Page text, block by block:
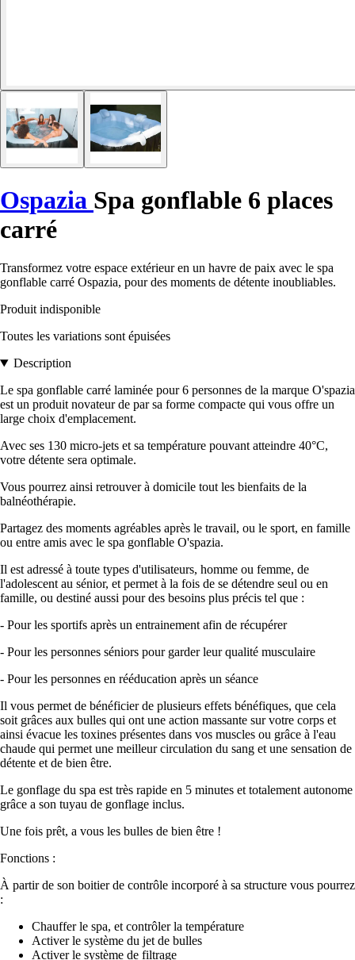
Ospazia Spa gonflable 6 places
carré
Transformez votre espace extérieur en un havre de paix avec le spa
gonflable carré Ospazia, pour des moments de détente inoubliables.
Produit indisponible
Toutes les variations sont épuisées
Description
Le spa gonflable carré laminée pour 6 personnes de la marque O'spazia
est un produit novateur de par sa forme compacte qui vous offre un
large choix d'emplacement.
Avec ses 130 micro-jets et sa température pouvant atteindre 40°C,
votre détente sera optimale.
Vous pourrez ainsi retrouver à domicile tout les bienfaits de la
balnéothérapie.
Partagez des moments agréables après le travail, ou le sport, en famille
ou entre amis avec le spa gonflable O'spazia.
Il est adressé à toute types d'utilisateurs, homme ou femme, de
l'adolescent au sénior, et permet à la fois de se détendre seul ou en
famille, ou destiné aussi pour des besoins plus précis tel que :
- Pour les sportifs après un entrainement afin de récupérer
- Pour les personnes séniors pour garder leur qualité musculaire
- Pour les personnes en rééducation après un séance
Il vous permet de bénéficier de plusieurs effets bénéfiques, que cela
soit grâces aux bulles qui ont une action massante sur votre corps et
ainsi évacue les toxines présentes dans vos muscles ou grâce à l'eau
chaude qui permet une meilleur circulation du sang et une sensation de
détente et de bien être.
Le gonflage du spa est très rapide en 5 minutes et totalement autonome
grâce a son tuyau de gonflage inclus.
Une fois prêt, a vous les bulles de bien être !
Fonctions :
À partir de son boitier de contrôle incorporé à sa structure vous pourrez
:
Chauffer le spa, et contrôler la température
Activer le système du jet de bulles
Activer le système de filtrage